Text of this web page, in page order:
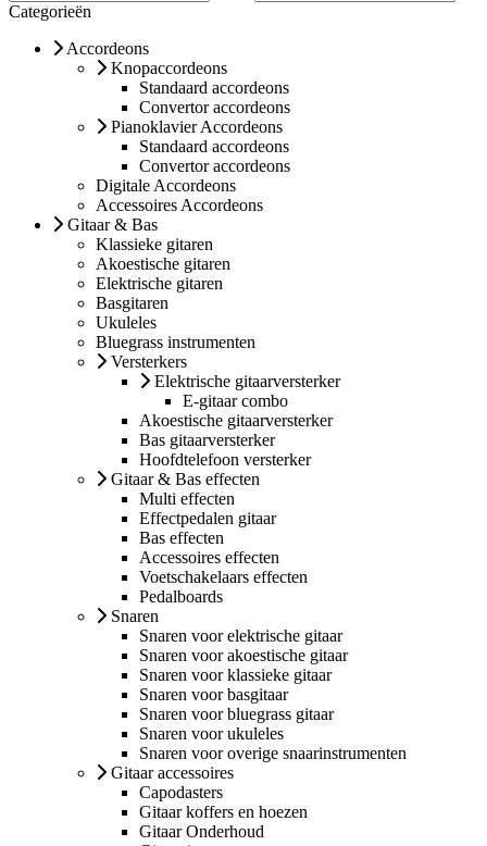
Categorieën
Accordeons
Knopaccordeons
Standaard accordeons
Convertor accordeons
Pianoklavier Accordeons
Standaard accordeons
Convertor accordeons
Digitale Accordeons
Accessoires Accordeons
Gitaar & Bas
Klassieke gitaren
Akoestische gitaren
Elektrische gitaren
Basgitaren
Ukuleles
Bluegrass instrumenten
Versterkers
Elektrische gitaarversterker
E-gitaar combo
Akoestische gitaarversterker
Bas gitaarversterker
Hoofdtelefoon versterker
Gitaar & Bas effecten
Multi effecten
Effectpedalen gitaar
Bas effecten
Accessoires effecten
Voetschakelaars effecten
Pedalboards
Snaren
Snaren voor elektrische gitaar
Snaren voor akoestische gitaar
Snaren voor klassieke gitaar
Snaren voor basgitaar
Snaren voor bluegrass gitaar
Snaren voor ukuleles
Snaren voor overige snaarinstrumenten
Gitaar accessoires
Capodasters
Gitaar koffers en hoezen
Gitaar Onderhoud